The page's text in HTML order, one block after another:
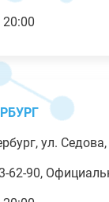
ул.
62-90,